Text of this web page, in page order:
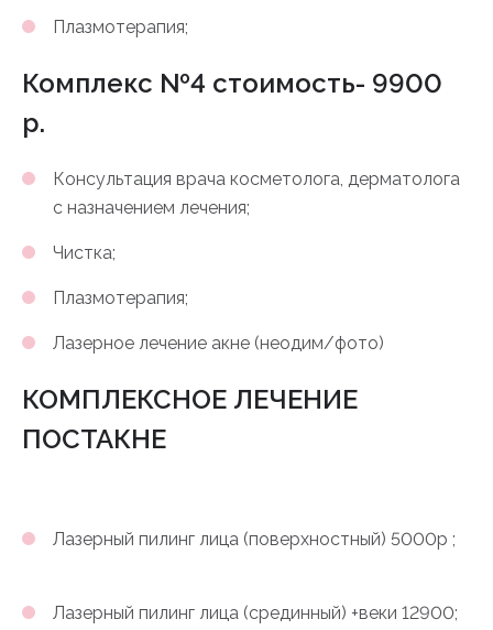
Плазмотерапия;
Комплекс №4 стоимость- 9900
р.
Консультация врача косметолога, дерматолога
с назначением лечения;
Чистка;
Плазмотерапия;
Лазерное лечение акне (неодим/фото)
КОМПЛЕКСНОЕ ЛЕЧЕНИЕ
ПОСТАКНЕ
Лазерный пилинг лица (поверхностный) 5000р ;
Лазерный пилинг лица (срединный) +веки 12900;